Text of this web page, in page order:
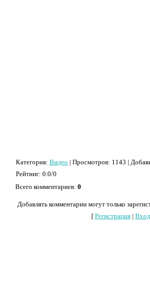
Категория: Видео | Просмотров: 1143 |
Рейтинг: 0.0/0
Всего комментариев: 0
Добавлять комментарии могут только
[ Регистрация| Вход